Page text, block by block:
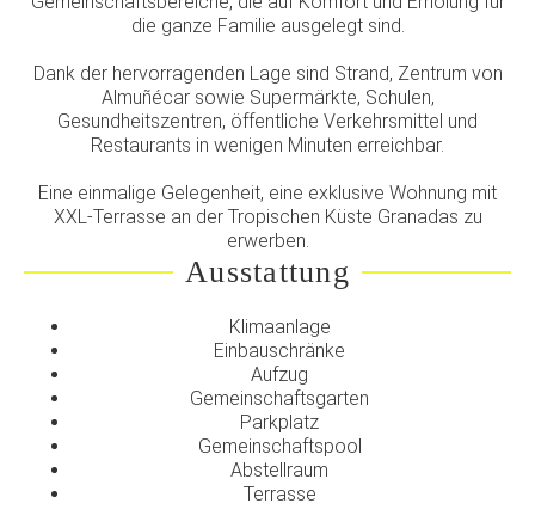
die ganze Familie ausgelegt sind.
Dank der hervorragenden Lage sind Strand, Zentrum von
Almuñécar sowie Supermärkte, Schulen,
Gesundheitszentren, öffentliche Verkehrsmittel und
Restaurants in wenigen Minuten erreichbar.
Eine einmalige Gelegenheit, eine exklusive Wohnung mit
XXL-Terrasse an der Tropischen Küste Granadas zu
erwerben.
Ausstattung
Klimaanlage
Einbauschränke
Aufzug
Gemeinschaftsgarten
Parkplatz
Gemeinschaftspool
Abstellraum
Terrasse